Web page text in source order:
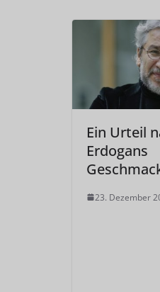
Ein Urteil
Erdogans
23. Dezember